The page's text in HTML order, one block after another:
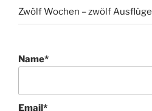
Zwölf Wochen – zwölf Ausflüge
Name*
Email*